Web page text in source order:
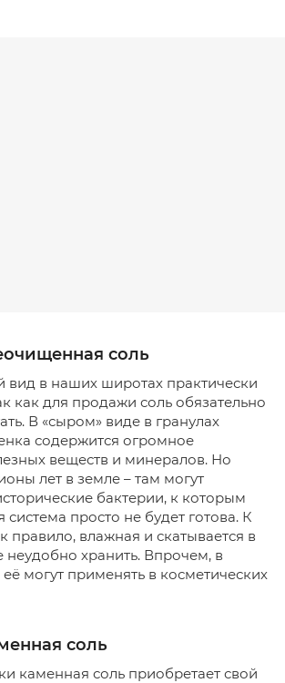
соль
вид в наших широтах практически
как для продажи соль обязательно
В «сыром» виде в гранулах
содержится огромное
веществ и минералов. Но
лет в земле – там могут
бактерии, к которым
просто не будет готова. К
правило, влажная и скатывается в
неудобно хранить. Впрочем, в
её могут применять в косметических
соль
каменная соль приобретает свой